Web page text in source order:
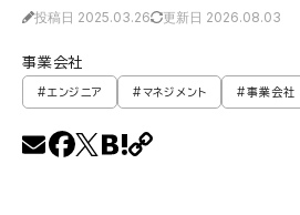
投稿日 2025.03.26 更新日 2026.08.03
事業会社
#エンジニア #マネジメント #事業会社